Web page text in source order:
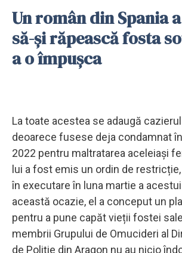
Un român din Spania
să-și răpească fosta
a o împușca
La toate acestea se adaugă
deoarece fusese deja condamnat
2022 pentru maltratarea aceleiași
lui a fost emis un ordin de
în executare în luna martie a
această ocazie, el a conceput un
pentru a pune capăt vieții fostei
membrii Grupului de Omucideri al
de Poliție din Aragon nu au nicio